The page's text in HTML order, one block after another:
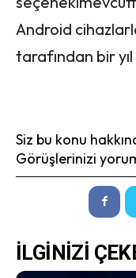
Android
tarafından bir
Siz bu konu
Görüşlerinizi